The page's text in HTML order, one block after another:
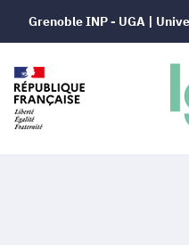
Grenoble INP - UGA |